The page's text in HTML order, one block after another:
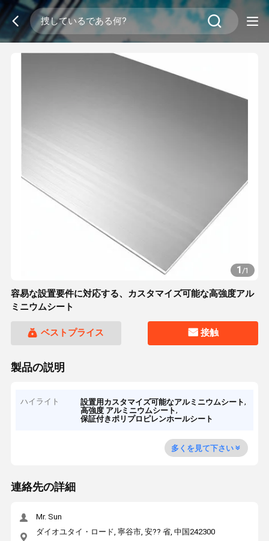
1/1
容易な設置要件に対応する、カスタマイズ可能な高強度アル
ミニウムシート
ベストプライス 接触
製品の説明
ハイライト 設置用カスタマイズ可能なアルミニウムシート,
高強度 アルミニウムシート,
保証付きポリプロピレンホールシート
多くを見て下さい
連絡先の詳細
Mr. Sun
ダイオユタイ・ロード, 寧谷市, 安?? 省, 中国242300